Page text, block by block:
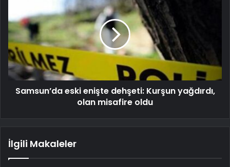
Samsun’da eski enişte dehşeti: Kurşun yağdırdı,
olan misafire oldu
İlgili Makaleler